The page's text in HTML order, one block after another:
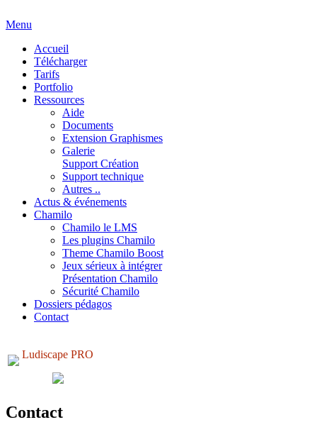
Menu
Accueil
Télécharger
Tarifs
Portfolio
Ressources
Aide
Documents
Extension Graphismes
Galerie
Support Création
Support technique
Autres ..
Actus & événements
Chamilo
Chamilo le LMS
Les plugins Chamilo
Theme Chamilo Boost
Jeux sérieux à intégrer
Présentation Chamilo
Sécurité Chamilo
Dossiers pédagos
Contact
Ludiscape PRO
Contact